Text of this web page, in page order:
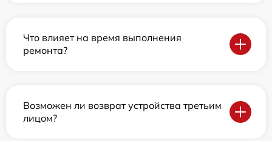
Что влияет на время выполнения
ремонта?
Возможен ли возврат устройства третьим
лицом?